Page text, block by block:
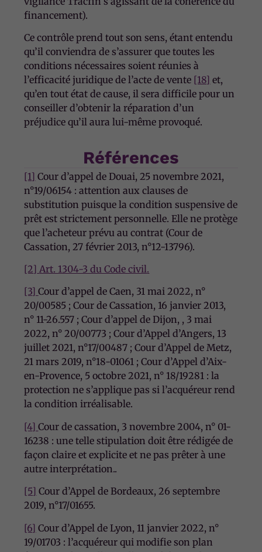
financement).
Ce contrôle prend tout son sens, étant entendu
qu’il conviendra de s’assurer que toutes les
conditions nécessaires soient réunies à
l’efficacité juridique de l’acte de vente [18] et,
qu’en tout état de cause, il sera difficile pour un
conseiller d’obtenir la réparation d’un
préjudice qu’il aura lui-même provoqué.
Références
[1] Cour d’appel de Douai, 25 novembre 2021,
n°19/06154 : attention aux clauses de
substitution puisque la condition suspensive de
prêt est strictement personnelle. Elle ne protège
que l’acheteur prévu au contrat (Cour de
Cassation, 27 février 2013, n°12-13796).
[2] Art. 1304-3 du Code civil.
[3] Cour d’appel de Caen, 31 mai 2022, n°
20/00585 ; Cour de Cassation, 16 janvier 2013,
n° 11-26.557 ; Cour d’appel de Dijon, , 3 mai
2022, n° 20/00773 ; Cour d’Appel d’Angers, 13
juillet 2021, n°17/00487 ; Cour d’Appel de Metz,
21 mars 2019, n°18-01061 ; Cour d’Appel d’Aix-
en-Provence, 5 octobre 2021, n° 18/19281 : la
protection ne s’applique pas si l’acquéreur rend
la condition irréalisable.
[4] Cour de cassation, 3 novembre 2004, n° 01-
16238 : une telle stipulation doit être rédigée de
façon claire et explicite et ne pas prêter à une
autre interprétation..
[5] Cour d’Appel de Bordeaux, 26 septembre
2019, n°17/01655.
[6] Cour d’Appel de Lyon, 11 janvier 2022, n°
19/01703 : l’acquéreur qui modifie son plan